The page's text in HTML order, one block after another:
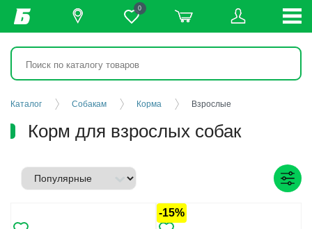
0
Каталог Собакам Корма Взрослые
Корм для взрослых собак
-15%